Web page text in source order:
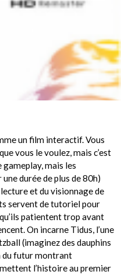
un film interactif. Vous
vous le voulez, mais c’est
gameplay, mais les
durée de plus de 80h)
et du visionnage de
servent de tutoriel pour
patientent trop avant
On incarne Tidus, l’une
(imaginez des dauphins
du futur montrant
l’histoire au premier